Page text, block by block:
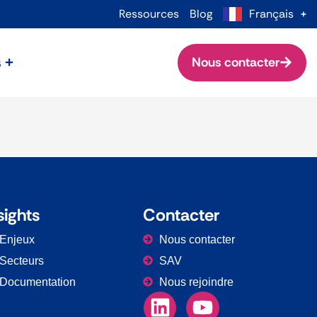
Ressources Blog Français
Nous contacter
Contacter
Nous contacter
SAV
Nous rejoindre